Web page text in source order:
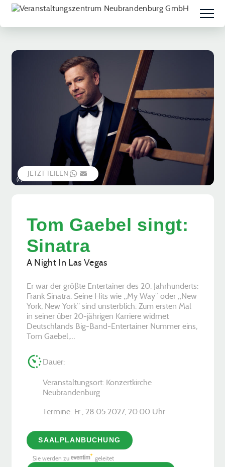
(c) Marcel Brell
JETZT TEILEN WHATSAPP
EMAIL
Tom Gaebel singt:
Sinatra
A Night In Las Vegas
Er war der größte Entertainer des 20. Jahrhunderts:
Frank Sinatra. Seine Hits wie „My Way“ oder „New
York, New York“ sind unsterblich. Zum ersten Mal
in seiner über 20-jährigen Karriere widmet
Deutschlands Big-Band-Entertainer Nummer eins,
Tom Gaebel,…
Dauer:
Veranstaltungsort: Konzertkirche
Neubrandenburg
Termine: Fr., 28.05.2027, ­20:00 Uhr
SAALPLANBUCHUNG
Sie werden zu geleitet